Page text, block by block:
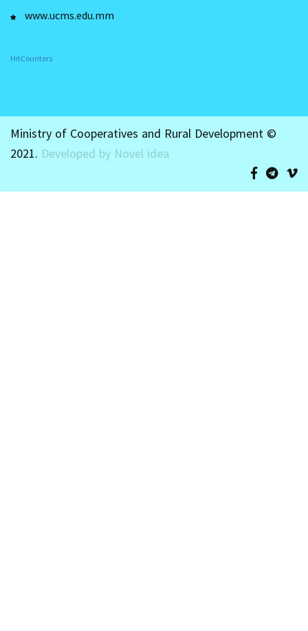
www.ucms.edu.mm
HitCounters
Ministry of Cooperatives and Rural Development ©
2021. Developed by Novel idea